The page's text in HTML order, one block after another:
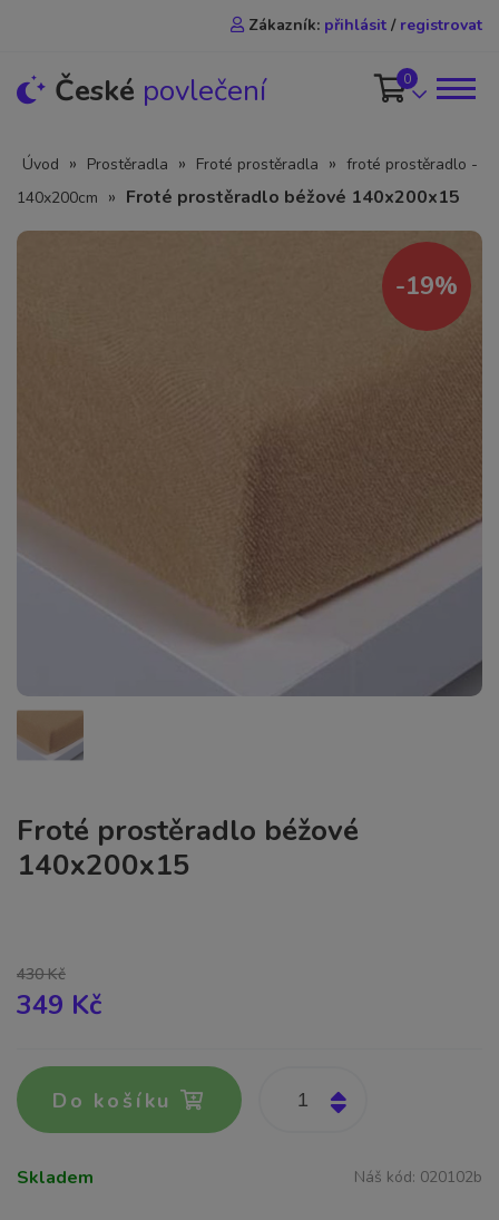
Zákazník: přihlásit / registrovat
České povlečení 0
Úvod » Prostěradla » Froté prostěradla » froté prostěradlo -
140x200cm » Froté prostěradlo béžové 140x200x15
-19%
Froté prostěradlo béžové
140x200x15
430 Kč
349 Kč
Do košíku
Skladem Náš kód: 020102b